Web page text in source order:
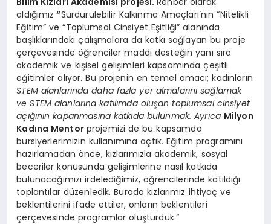
aldığımız “Sürdürülebilir Kalkınma Amaçları’nın “Nitelikli
Eğitim” ve “Toplumsal Cinsiyet Eşitliği” alanında
başlıklarındaki çalışmalara da katkı sağlayan bu proje
çerçevesinde öğrenciler maddi desteğin yanı sıra
akademik ve kişisel gelişimleri kapsamında çeşitli
eğitimler alıyor. Bu projenin en temel amacı; kadınların
STEM alanlarında daha fazla yer almalarını sağlamak
ve STEM alanlarına katılımda oluşan toplumsal cinsiyet
açığının kapanmasına katkıda bulunmak. Ayrıca Milyon
Kadına Mentor projemizi de bu kapsamda
bursiyerlerimizin kullanımına açtık. Eğitim programını
hazırlamadan önce, kızlarımızla akademik, sosyal
beceriler konusunda gelişimlerine nasıl katkıda
bulunacağımızı irdelediğimiz, öğrencilerinde katıldığı
toplantılar düzenledik. Burada kızlarımız ihtiyaç ve
beklentilerini ifade ettiler, onların beklentileri
çerçevesinde programlar oluşturduk.”